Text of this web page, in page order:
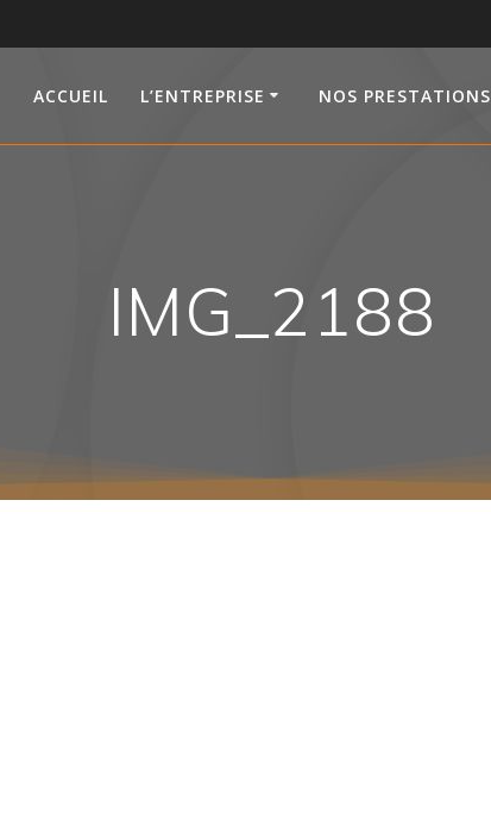
ACCUEIL L’ENTREPRISE NOS PRESTATIONS
IMG_2188